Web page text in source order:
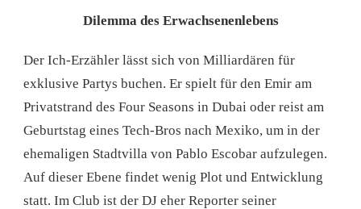
Dilemma des Erwachsenenlebens
Der Ich-Erzähler lässt sich von Milliardären für
exklusive Partys buchen. Er spielt für den Emir am
Privatstrand des Four Seasons in Dubai oder reist am
Geburtstag eines Tech-Bros nach Mexiko, um in der
ehemaligen Stadtvilla von Pablo Escobar aufzulegen.
Auf dieser Ebene findet wenig Plot und Entwicklung
statt. Im Club ist der DJ eher Reporter seiner